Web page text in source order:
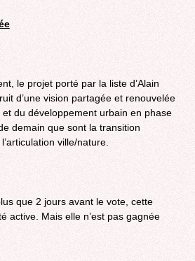
le projet porté par la liste d’Alain
d’une vision partagée et renouvelée
et du développement urbain en phase
demain que sont la transition
ville/nature.
que 2 jours avant le vote, cette
active. Mais elle n’est pas gagnée